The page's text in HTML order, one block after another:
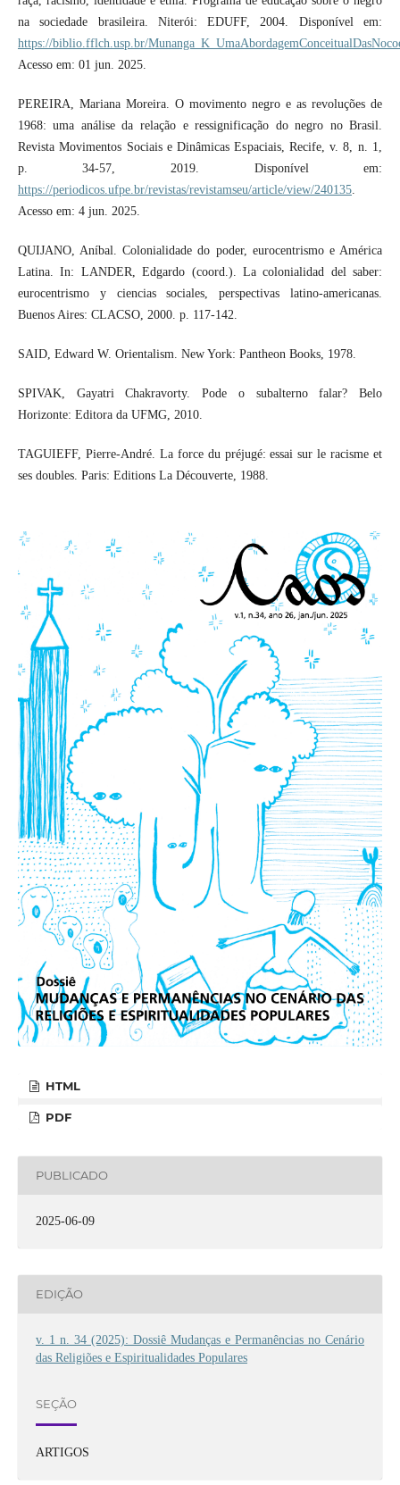
na sociedade brasileira. Niterói: EDUFF, 2004. Disponível em:
https://biblio.fflch.usp.br/
Acesso em: 01 jun. 2025.
PEREIRA, Mariana Moreira. O movimento negro e as revoluções de
1968: uma análise da relação e ressignificação do negro no Brasil.
Revista Movimentos Sociais e Dinâmicas Espaciais, Recife, v. 8, n. 1,
p. 34-57, 2019. Disponível em:
https://periodicos.ufpe.br/revistas/revistamseu/article/view/240135.
Acesso em: 4 jun. 2025.
QUIJANO, Aníbal. Colonialidade do poder, eurocentrismo e América
Latina. In: LANDER, Edgardo (coord.). La colonialidad del saber:
eurocentrismo y ciencias sociales, perspectivas latino-americanas.
Buenos Aires: CLACSO, 2000. p. 117-142.
SAID, Edward W. Orientalism. New York: Pantheon Books, 1978.
SPIVAK, Gayatri Chakravorty. Pode o subalterno falar? Belo
Horizonte: Editora da UFMG, 2010.
TAGUIEFF, Pierre-André. La force du préjugé: essai sur le racisme et
ses doubles. Paris: Editions La Découverte, 1988.
HTML
PDF
PUBLICADO
2025-06-09
EDIÇÃO
v. 1 n. 34 (2025): Dossiê Mudanças e Permanências no Cenário
das Religiões e Espiritualidades Populares
SEÇÃO
ARTIGOS